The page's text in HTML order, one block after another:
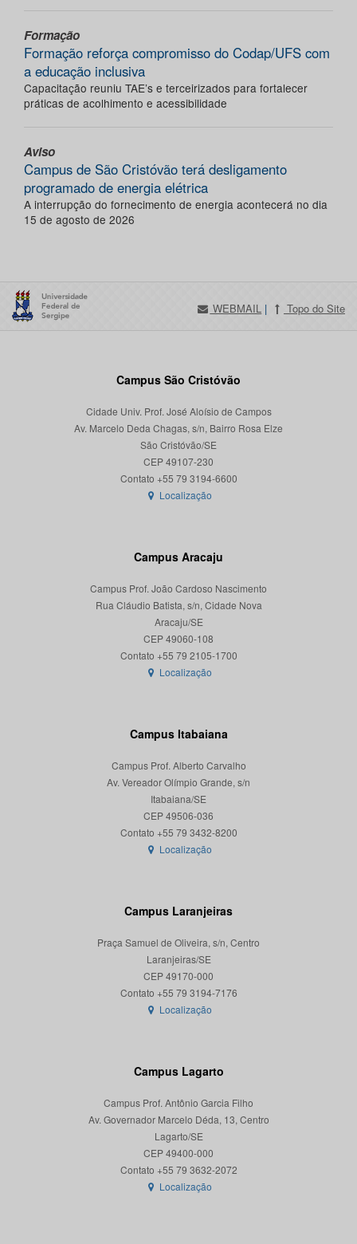
Formação
Formação reforça compromisso do Codap/UFS com
a educação inclusiva
Capacitação reuniu TAE’s e terceirizados para fortalecer
práticas de acolhimento e acessibilidade
Aviso
Campus de São Cristóvão terá desligamento
programado de energia elétrica
A interrupção do fornecimento de energia acontecerá no dia
15 de agosto de 2026
WEBMAIL | Topo do Site
Campus São Cristóvão
Cidade Univ. Prof. José Aloísio de Campos
Av. Marcelo Deda Chagas, s/n, Bairro Rosa Elze
São Cristóvão/SE
CEP 49107-230
Localização
Campus Aracaju
Campus Prof. João Cardoso Nascimento
Rua Cláudio Batista, s/n, Cidade Nova
Aracaju/SE
CEP 49060-108
Localização
Campus Itabaiana
Campus Prof. Alberto Carvalho
Av. Vereador Olímpio Grande, s/n
Itabaiana/SE
CEP 49506-036
Localização
Campus Laranjeiras
Praça Samuel de Oliveira, s/n, Centro
Laranjeiras/SE
CEP 49170-000
Localização
Campus Lagarto
Campus Prof. Antônio Garcia Filho
Av. Governador Marcelo Déda, 13, Centro
Lagarto/SE
CEP 49400-000
Localização